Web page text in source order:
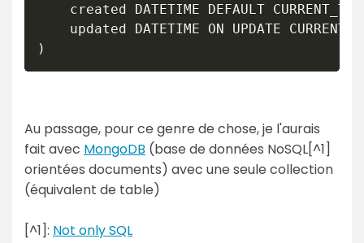
created DATETIME DEFAULT
updated DATETIME ON UPDATE
Au passage, pour ce genre de chose, je l'aurais
fait avec MongoDB (base de données NoSQL[^1]
orientées documents) avec une seule collection
(équivalent de table)
[^1]: Not only SQL